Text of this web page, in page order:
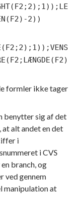
2))
formler ikke tager
benytter sig af det
alt andet en det
i
i CVS
branch, og
ved gennem
manipulation at